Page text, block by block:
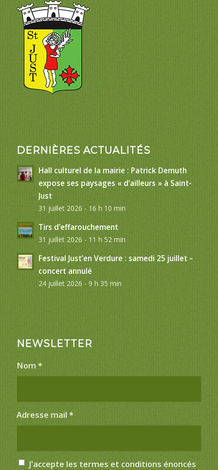
DERNIÈRES ACTUALITÉS
Hall culturel de la mairie : Patrick Demuth
expose ses paysages « d’ailleurs » à Saint-
Just
31 juillet 2026 - 16 h 10 min
Tirs d’effarouchement
31 juillet 2026 - 11 h 52 min
Festival Just’en Verdure : samedi 25 juillet –
concert annulé
24 juillet 2026 - 9 h 35 min
NEWSLETTER
Nom *
Adresse mail *
J'accepte les termes et conditions énoncés